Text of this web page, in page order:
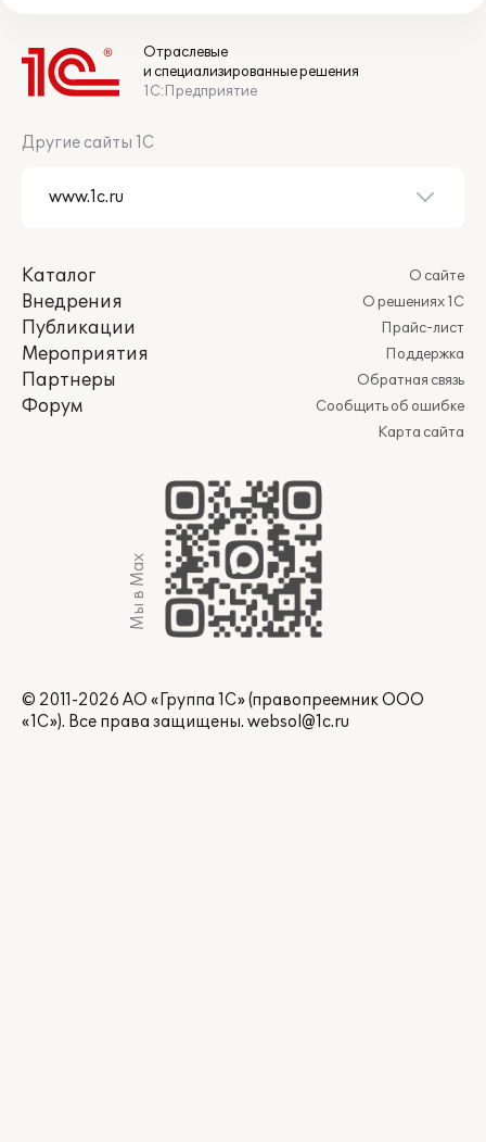
Отраслевые
и специализированные решения
1С:Предприятие
Другие сайты 1С
Каталог
Внедрения
Публикации
Мероприятия
Партнеры
Форум
О сайте
О решениях 1С
Прайс-лист
Поддержка
Обратная связь
Сообщить об ошибке
Карта сайта
Мы в Max
© 2011-2026 АО «Группа 1С» (правопреемник ООО
«1С»). Все права защищены. websol@1c.ru